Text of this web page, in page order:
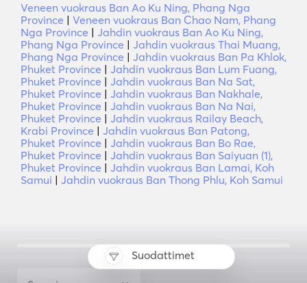
Suodattimet
Veneen vuokraus Ban Ao Ku Ning, Phang Nga
Province | Veneen vuokraus Ban Chao Nam, Phang
Nga Province | Jahdin vuokraus Ban Ao Ku Ning,
Phang Nga Province | Jahdin vuokraus Thai Muang,
Phang Nga Province | Jahdin vuokraus Ban Pa Khlok,
Phuket Province | Jahdin vuokraus Ban Lum Fuang,
Phuket Province | Jahdin vuokraus Ban Na Sat,
Phuket Province | Jahdin vuokraus Ban Nakhale,
Phuket Province | Jahdin vuokraus Ban Na Nai,
Phuket Province | Jahdin vuokraus Railay Beach,
Krabi Province | Jahdin vuokraus Ban Patong,
Phuket Province | Jahdin vuokraus Ban Bo Rae,
Phuket Province | Jahdin vuokraus Ban Saiyuan (1),
Phuket Province | Jahdin vuokraus Ban Lamai, Koh
Samui | Jahdin vuokraus Ban Thong Phlu, Koh Samui